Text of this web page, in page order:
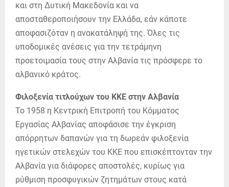
και στη Δυτική Μακεδονία και να
αποσταθεροποιήσουν την Ελλάδα, εάν κάποτε
αποφασιζόταν η ανακατάληψή της. Όλες τις
υποδομικές ανέσεις για την τετράμηνη
προετοιμασία τους στην Αλβανία τις πρόσφερε το
αλβανικό κράτος.
Φιλοξενία τιτλούχων του ΚΚΕ στην Αλβανία
Το 1958 η Κεντρική Επιτροπή του Κόμματος
Εργασίας Αλβανίας αποφάσισε την έγκριση
απόρρητων δαπανών για τη δωρεάν φιλοξενία
ηγετικών στελεχών του ΚΚΕ που επισκέπτονταν την
Αλβανία για διάφορες αποστολές, κυρίως για
ρύθμιση προσφυγικών ζητημάτων στους κατά